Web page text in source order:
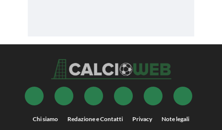
Chi siamo Redazione e Contatti Privacy Note legali